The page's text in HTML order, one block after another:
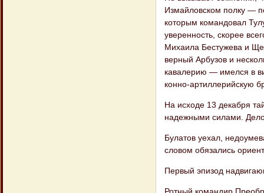
Измайловском полку —
которым командовал
уверенность, скорее
Михаила Бесту​жева и
верный Арбузов и
кавалерию — имелся в
конно-артиллерийскую
На исходе 13 декабря
надежными силами. Дело
Булатов уехал,
словом обязались
Первый эпизод
Ротный командир